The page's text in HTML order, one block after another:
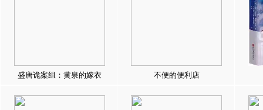
盛唐诡案组：黄泉的嫁衣 不便的便利店